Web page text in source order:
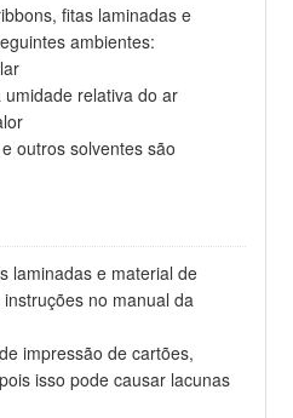
fitas laminadas e
ambientes:
umidade relativa do ar
outros solventes são
laminadas e material de
no manual da
impressão de cartões,
isso pode causar lacunas